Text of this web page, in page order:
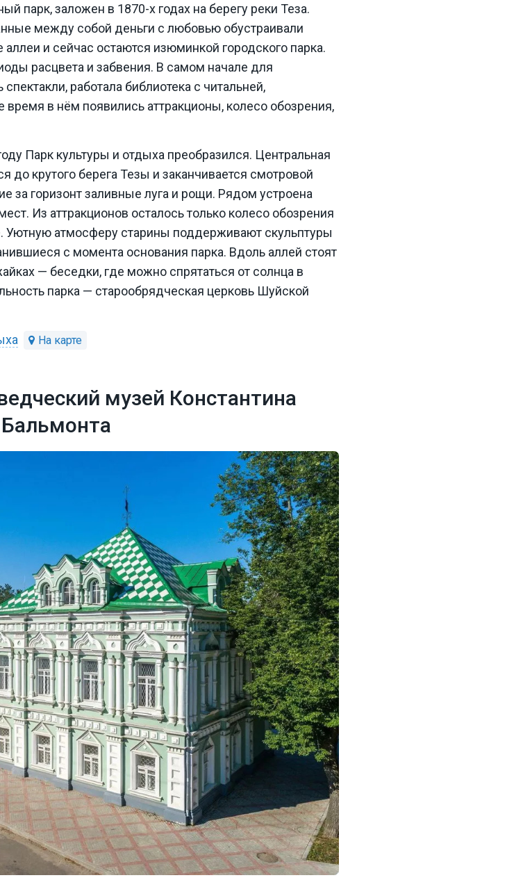
парк, заложен в 1870-х годах на берегу реки Теза.
между собой деньги с любовью обустраивали
и сейчас остаются изюминкой городского парка.
расцвета и забвения. В самом начале для
работала библиотека с читальней,
время в нём появились аттракционы, колесо обозрения,
Парк культуры и отдыха преобразился. Центральная
до крутого берега Тезы и заканчивается смотровой
за горизонт заливные луга и рощи. Рядом устроена
Из аттракционов осталось только колесо обозрения
Уютную атмосферу старины поддерживают скульптуры
с момента основания парка. Вдоль аллей стоят
— беседки, где можно спрятаться от солнца в
парка — старообрядческая церковь Шуйской
музей Константина
Бальмонта